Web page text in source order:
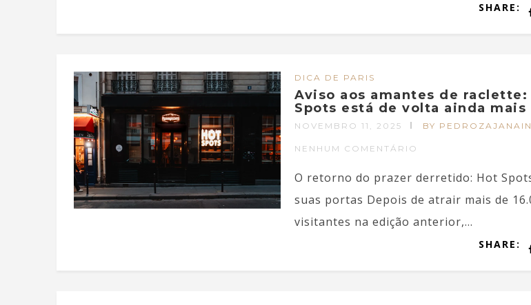
SHARE:
DICA DE PARIS
Aviso aos amantes de raclette:
Spots está de volta ainda
NOVEMBRO 11, 2025 BY
NENHUM COMENTÁRIO
O retorno do prazer derretido: Hot
suas portas Depois de atrair mais de
visitantes na edição anterior,...
SHARE: